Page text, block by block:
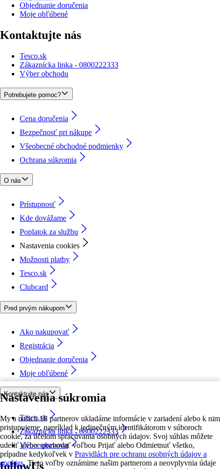
Nastavenia súkromia
My a našich 18 partnerov ukladáme informácie v zariadení alebo k nim
pristupujeme, napríklad k jedinečným identifikátorom v súboroch
cookie, za účelom spracúvania osobných údajov. Svoj súhlas môžete
udeliť alebo spravovať voľbou Prijať alebo Odmietnuť všetko,
prípadne kedykoľvek v Pravidlách pre ochranu osobných údajov a
cookies. Tieto voľby oznámime našim partnerom a neovplyvnia údaje
Objednanie doručenia
Moje obľúbené
Kontaktujte nás
Tesco.sk
Zákaznícka linka - 0800222333
Výber obchodu
Potrebujete pomoc?
Cena doručenia
Bezpečnosť pri nákupe
Všeobecné obchodné podmienky
Ochrana súkromia
O nás
Prístupnosť
Kde dovážame
Poplatok za službu
Nastavenia cookies
Možnosti platby
Tesco.sk
Clubcard
Pred prvým nákupom
Ako nakupovať
Registrácia
Objednanie doručenia
Moje obľúbené
Kontaktujte nás
Tesco.sk
Zákaznícka linka - 0800222333
Výber obchodu
followUs